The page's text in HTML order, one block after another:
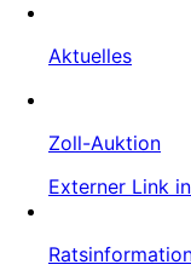
Aktuelles
Zoll-Auktion
Externer Link